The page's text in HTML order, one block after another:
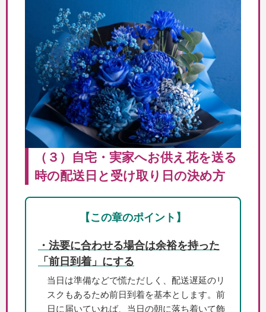
（３）自宅・実家へお供え花を送る
時の配送日と受け取り日の決め方
【この章のポイント】
・法要に合わせる場合は余裕を持った
「前日到着」にする
当日は準備などで慌ただしく、配送遅延のリ
スクもあるため前日到着を基本とします。前
日に届いていれば、当日の朝に落ち着いて飾